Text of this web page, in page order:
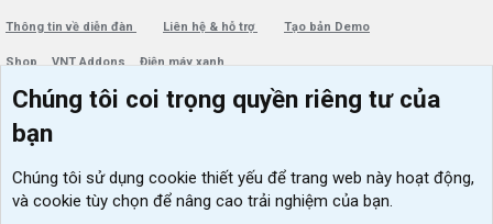
Thông tin về diễn đàn Liên hệ & hỗ trợ Tạo bản Demo
Shop VNT Addons Điện máy xanh
Menu thành viên
Đăng nhập
Diễn đàn
Kích hoạt Windows/ Office miễn phí
VIP add-ons Xenforo
Chúng tôi coi trọng quyền riêng tư của
bạn
Chúng tôi sử dụng cookie thiết yếu để trang web này hoạt động,
và cookie tùy chọn để nâng cao trải nghiệm của bạn.